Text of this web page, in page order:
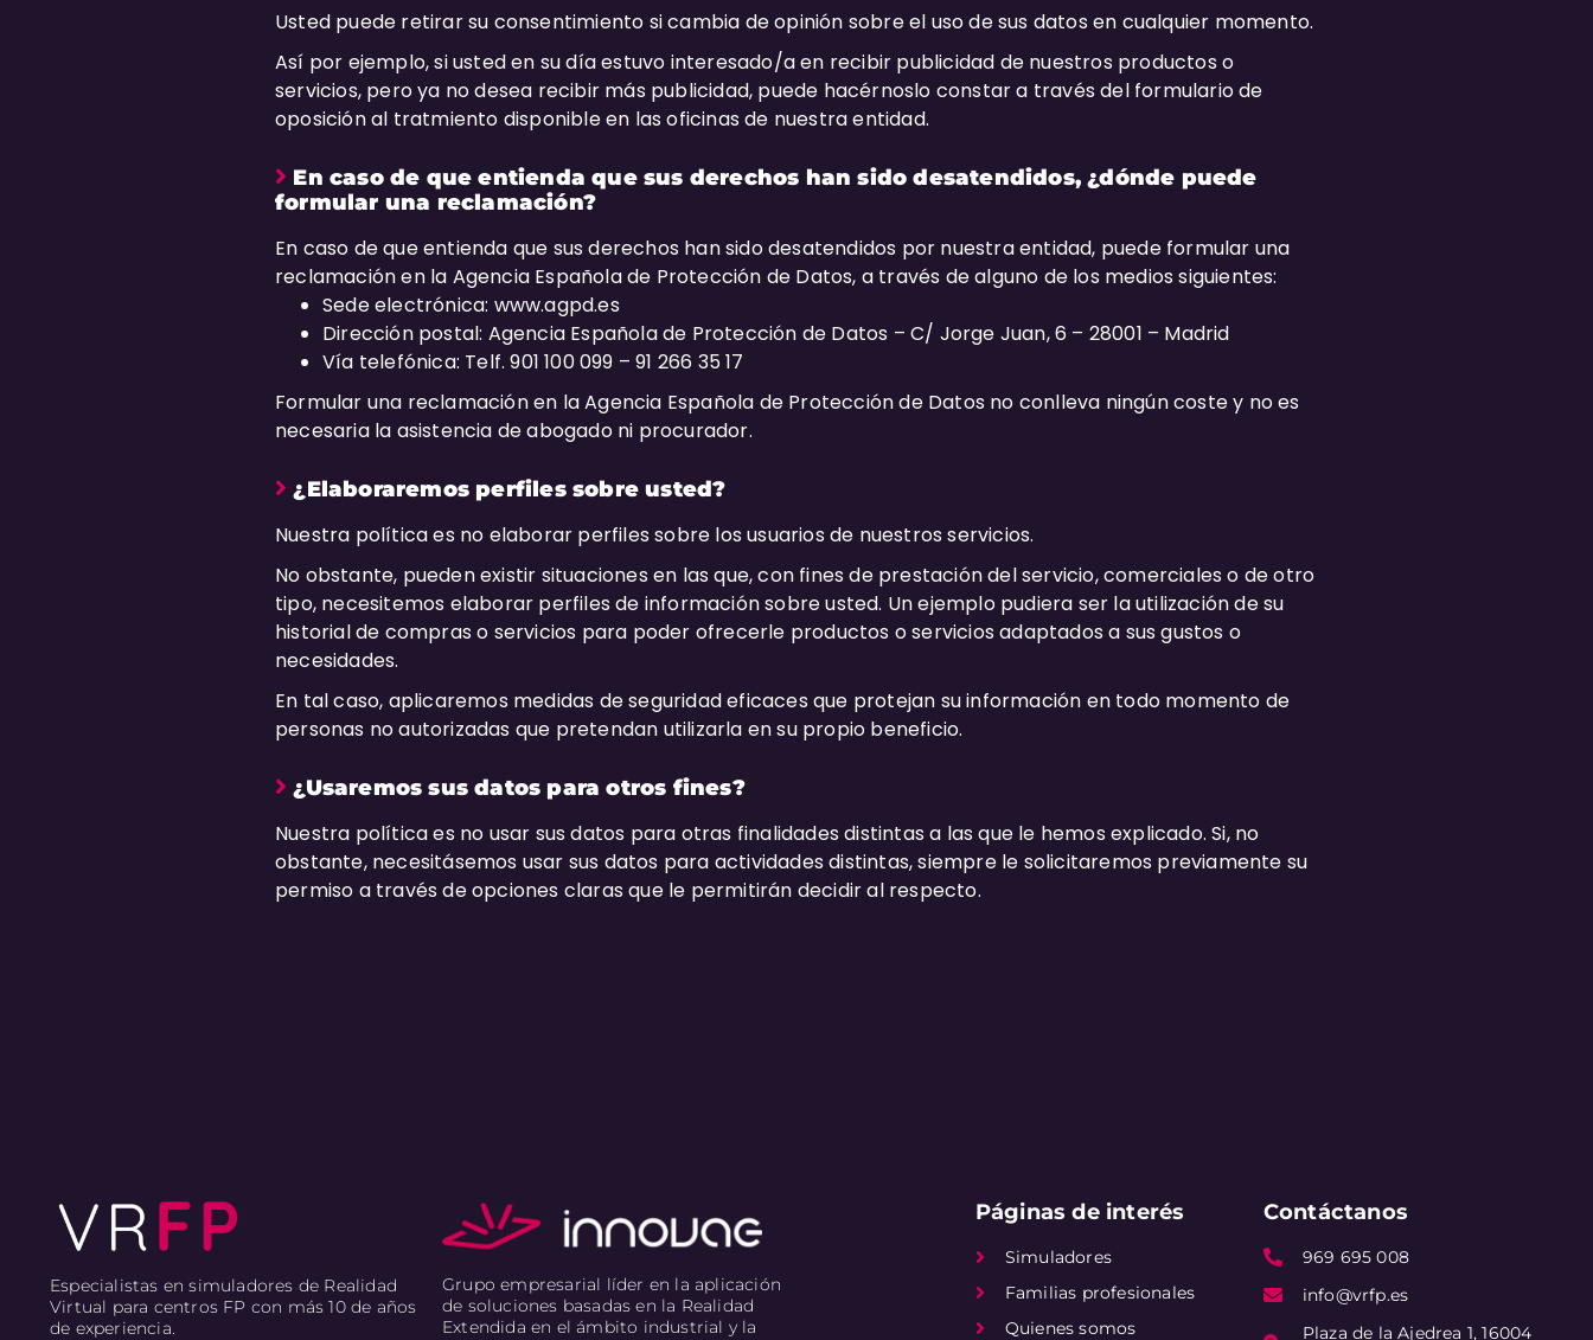
Usted puede retirar su consentimiento si cambia de opinión sobre el uso de sus datos en cualquier momento.
Así por ejemplo, si usted en su día estuvo interesado/a en recibir publicidad de nuestros productos o
servicios, pero ya no desea recibir más publicidad, puede hacérnoslo constar a través del formulario de
oposición al tratmiento disponible en las oficinas de nuestra entidad.
En caso de que entienda que sus derechos han sido desatendidos, ¿dónde puede
formular una reclamación?
En caso de que entienda que sus derechos han sido desatendidos por nuestra entidad, puede formular una
reclamación en la Agencia Española de Protección de Datos, a través de alguno de los medios siguientes:
Sede electrónica: www.agpd.es
Dirección postal: Agencia Española de Protección de Datos – C/ Jorge Juan, 6 – 28001 – Madrid
Vía telefónica: Telf. 901 100 099 – 91 266 35 17
Formular una reclamación en la Agencia Española de Protección de Datos no conlleva ningún coste y no es
necesaria la asistencia de abogado ni procurador.
¿Elaboraremos perfiles sobre usted?
Nuestra política es no elaborar perfiles sobre los usuarios de nuestros servicios.
No obstante, pueden existir situaciones en las que, con fines de prestación del servicio, comerciales o de otro
tipo, necesitemos elaborar perfiles de información sobre usted. Un ejemplo pudiera ser la utilización de su
historial de compras o servicios para poder ofrecerle productos o servicios adaptados a sus gustos o
necesidades.
En tal caso, aplicaremos medidas de seguridad eficaces que protejan su información en todo momento de
personas no autorizadas que pretendan utilizarla en su propio beneficio.
¿Usaremos sus datos para otros fines?
Nuestra política es no usar sus datos para otras finalidades distintas a las que le hemos explicado. Si, no
obstante, necesitásemos usar sus datos para actividades distintas, siempre le solicitaremos previamente su
permiso a través de opciones claras que le permitirán decidir al respecto.
Especialistas en simuladores de Realidad
Virtual para centros FP con más 10 de años
de experiencia.
Grupo empresarial líder en la aplicación
de soluciones basadas en la Realidad
Extendida en el ámbito industrial y la
Páginas de interés
Simuladores
Familias profesionales
Quienes somos
Contáctanos
969 695 008
info@vrfp.es
Plaza de la Ajedrea 1, 16004